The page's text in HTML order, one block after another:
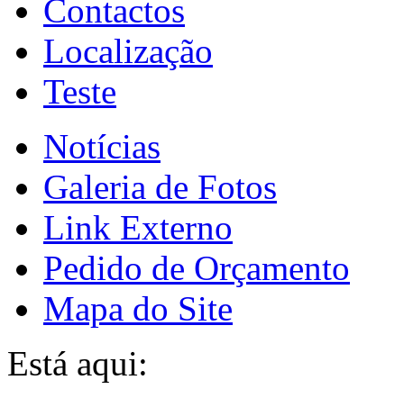
Contactos
Localização
Teste
Notícias
Galeria de Fotos
Link Externo
Pedido de Orçamento
Mapa do Site
Está aqui: